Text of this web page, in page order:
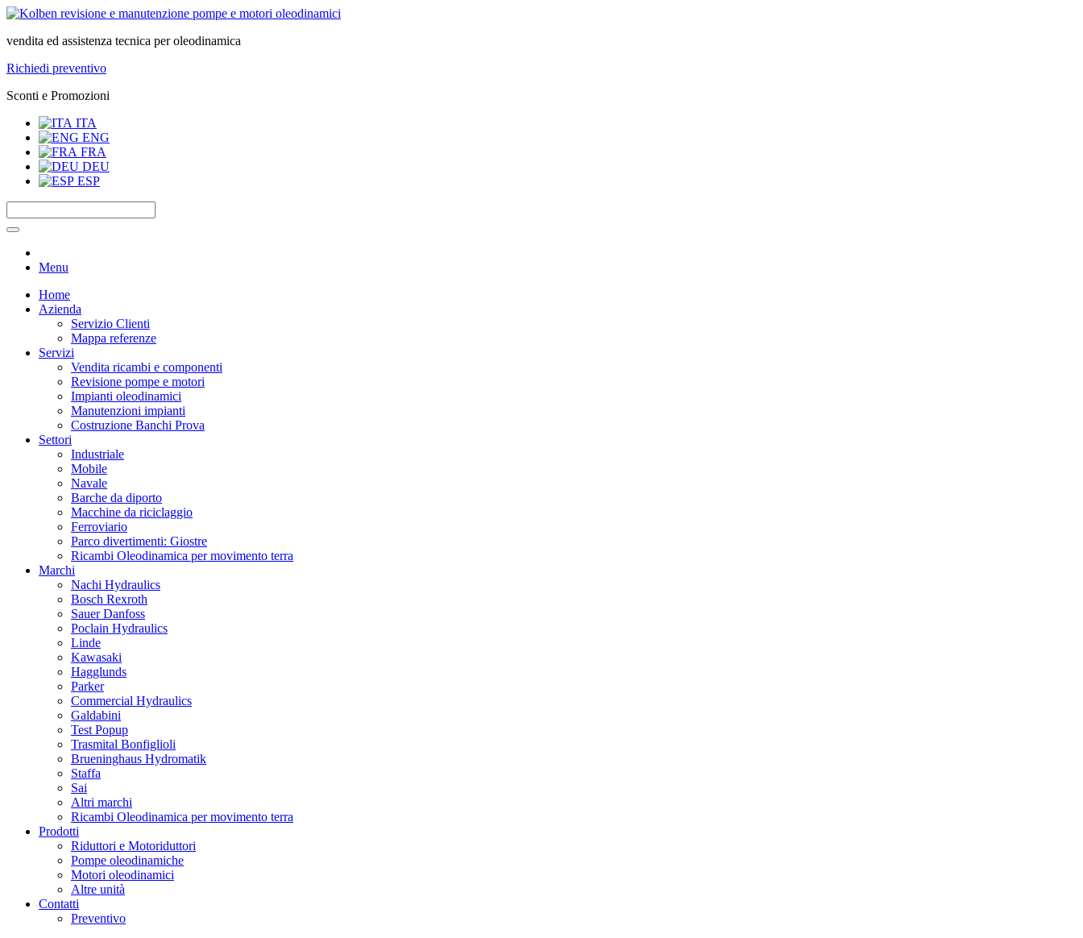
vendita ed assistenza tecnica per oleodinamica
Richiedi preventivo
Sconti e Promozioni
ITA
ENG
FRA
DEU
ESP
Menu
Home
Azienda
Servizio Clienti
Mappa referenze
Servizi
Vendita ricambi e componenti
Revisione pompe e motori
Impianti oleodinamici
Manutenzioni impianti
Costruzione Banchi Prova
Settori
Industriale
Mobile
Navale
Barche da diporto
Macchine da riciclaggio
Ferroviario
Parco divertimenti: Giostre
Ricambi Oleodinamica per movimento terra
Marchi
Nachi Hydraulics
Bosch Rexroth
Sauer Danfoss
Poclain Hydraulics
Linde
Kawasaki
Hagglunds
Parker
Commercial Hydraulics
Galdabini
Test Popup
Trasmital Bonfiglioli
Brueninghaus Hydromatik
Staffa
Sai
Altri marchi
Ricambi Oleodinamica per movimento terra
Prodotti
Riduttori e Motoriduttori
Pompe oleodinamiche
Motori oleodinamici
Altre unità
Contatti
Preventivo